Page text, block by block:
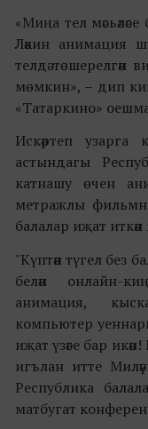
«Миңа тел
Ләкин анимация
телдә төшерелгән
мөмкин», – дип
«Татаркино»
Искәртеп
астындагы
катнашу өчен
метражлы
балалар иҗат
"Күптән түгел без
белән онлайн-
анимация,
компьютер
иҗат үзәге бар
игълан итте
Республика
матбугат